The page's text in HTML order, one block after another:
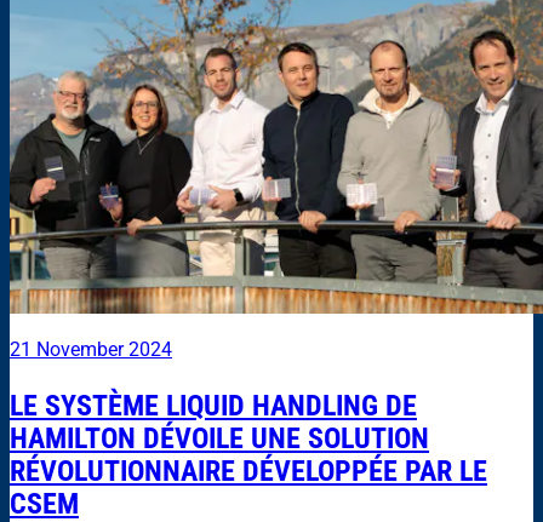
21 November 2024
LE SYSTÈME LIQUID HANDLING DE
HAMILTON DÉVOILE UNE SOLUTION
RÉVOLUTIONNAIRE DÉVELOPPÉE PAR LE
CSEM